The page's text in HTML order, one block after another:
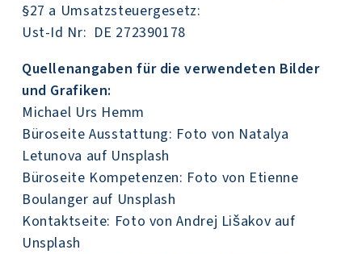
§27 a Umsatzsteuergesetz:
Ust-Id Nr: DE 272390178
Quellenangaben für die verwendeten Bilder
und Grafiken:
Michael Urs Hemm
Büroseite Ausstattung: Foto von Natalya
Letunova auf Unsplash
Büroseite Kompetenzen: Foto von Etienne
Boulanger auf Unsplash
Kontaktseite: Foto vonAndrej Lišakov auf
Unsplash